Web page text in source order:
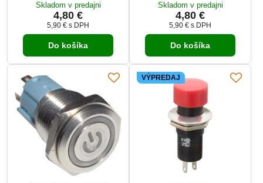
Skladom v predajni
4,80 €
5,90 € s DPH
Do košíka
Skladom v predajni
4,80 €
5,90 € s DPH
Do košíka
VÝPREDAJ